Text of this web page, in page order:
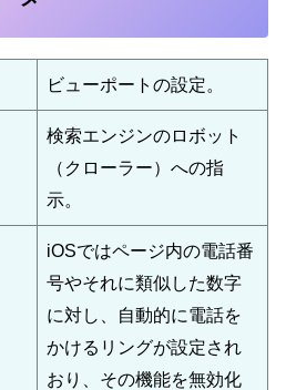
ビューポートの設定。
検索エンジンのロボット
（クローラー）への指
示。
iOSではページ内の電話番
号やそれに類似した数字
に対し、自動的に電話を
かけるリングが設定され
おり、その機能を無効化